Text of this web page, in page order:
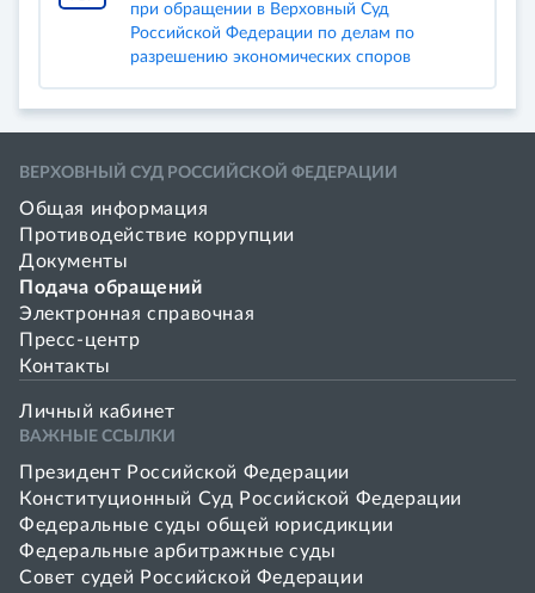
при обращении в Верховный Суд
Российской Федерации по делам по
разрешению экономических споров
ВЕРХОВНЫЙ СУД РОССИЙСКОЙ ФЕДЕРАЦИИ
Общая информация
Противодействие коррупции
Документы
Подача обращений
Электронная справочная
Пресс-центр
Контакты
Личный кабинет
ВАЖНЫЕ ССЫЛКИ
Президент Российской Федерации
Конституционный Суд Российской Федерации
Федеральные суды общей юрисдикции
Федеральные арбитражные суды
Совет cудей Российской Федерации